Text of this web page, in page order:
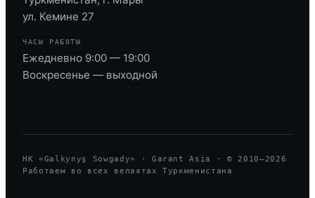
ул. Кемине 27
ЧАСЫ РАБОТЫ
Ежедневно 9:00 — 19:00
Воскресенье — выходной
HK «Galkynyş Sowgady» · Garant Asia · © 2010—2026
Работаем во всех велаятах Туркменистана